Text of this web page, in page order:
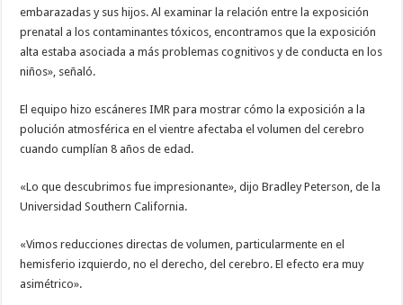
embarazadas y sus hijos. Al examinar la relación entre la exposición
prenatal a los contaminantes tóxicos, encontramos que la exposición
alta estaba asociada a más problemas cognitivos y de conducta en los
niños», señaló.
El equipo hizo escáneres IMR para mostrar cómo la exposición a la
polución atmosférica en el vientre afectaba el volumen del cerebro
cuando cumplían 8 años de edad.
«Lo que descubrimos fue impresionante», dijo Bradley Peterson, de la
Universidad Southern California.
«Vimos reducciones directas de volumen, particularmente en el
hemisferio izquierdo, no el derecho, del cerebro. El efecto era muy
asimétrico».